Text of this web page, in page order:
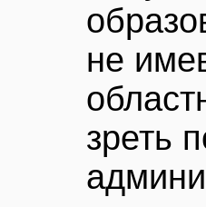
не
зреть